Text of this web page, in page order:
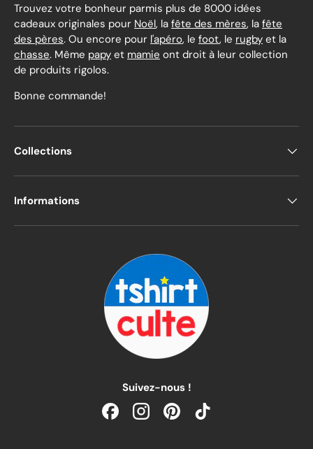
Trouvez votre bonheur parmis plus de 8000 idées
cadeaux originales pour Noël, la fête des mères, la fête
des pères. Ou encore pour l'apéro, le foot, le rugby et la
chasse. Même papy et mamie ont droit à leur collection
de produits rigolos.
Bonne commande!
Collections
Informations
Suivez-nous !
FacebookInstagramPinterestTikTok